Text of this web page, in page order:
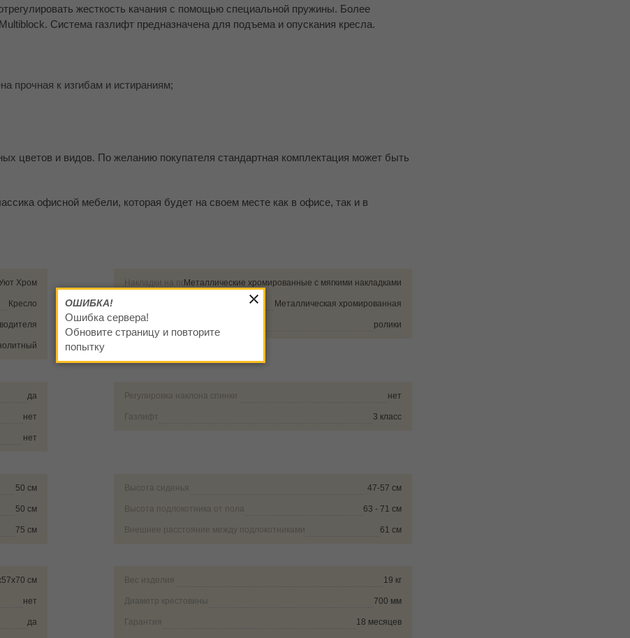
жесткость качания с помощью специальной пружины. Более
Система газлифт предназначена для подъема и опускания кресла.
прочная к изгибам и истираниям;
цветов и видов. По желанию покупателя стандартная комплектация может быть
офисной мебели, которая будет на своем месте как в офисе, так и в
Хром
Кресло
Накладки на подлокотникиМеталлические хромированные с мягкими накладками
Металлическая хромированная
Тип опор ролики
да
нет
нет
Регулировка наклона спинки нет
Газлифт 3 класс
50 см
50 см
75 см
Высота сиденья 47-57 см
Высота подлокотника от пола 63 - 71 см
Внешнее расстояние между подлокотниками 61 см
см
нет
да
Вес изделия 19 кг
Диаметр крестовины 700 мм
Гарантия 18 месяцев
ОШИБКА!
Ошибка сервера!
Обновите страницу и повторите
попытку